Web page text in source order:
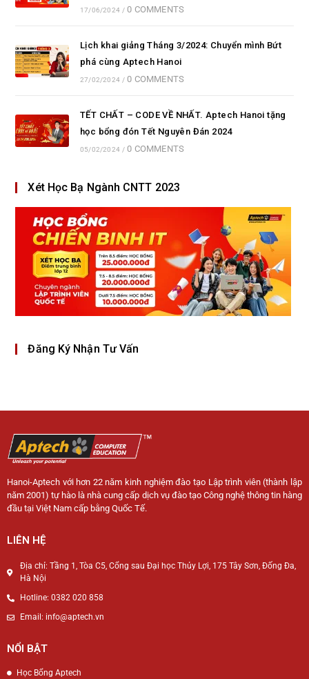
17/06/2024 / 0 COMMENTS
Lịch khai giảng Tháng 3/2024: Chuyển mình Bứt
phá cùng Aptech Hanoi
27/02/2024 / 0 COMMENTS
TẾT CHẤT – CODE VỀ NHẤT. Aptech Hanoi tặng
học bổng đón Tết Nguyên Đán 2024
05/02/2024 / 0 COMMENTS
Xét Học Bạ Ngành CNTT 2023
Đăng Ký Nhận Tư Vấn
Hanoi-Aptech với hơn 22 năm kinh nghiệm đào tạo Lập trình viên (thành lập
năm 2001) tự hào là nhà cung cấp dịch vụ đào tạo Công nghệ thông tin hàng
đầu tại Việt Nam cấp bằng Quốc Tế.
LIÊN HỆ
Địa chỉ: Tầng 1, Tòa C5, Cổng sau Đại học Thủy Lợi, 175 Tây Sơn, Đống Đa,
Hà Nội
Hotline: 0382 020 858
Email: info@aptech.vn
NỔI BẬT
Học Bổng Aptech